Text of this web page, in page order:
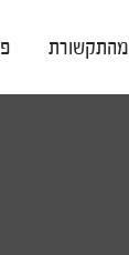
מהתקשורת